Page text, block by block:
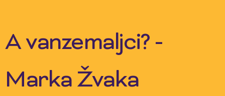
A vanzemaljci? -
Marka Žvaka